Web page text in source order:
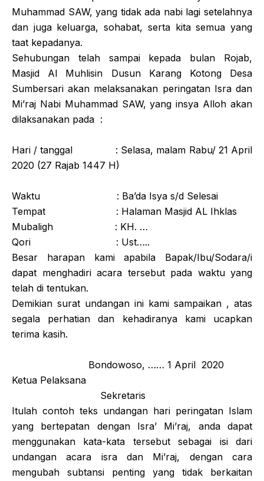
Muhammad SAW, yang tidak ada nabi lagi setelahnya
dan juga keluarga, sohabat, serta kita semua yang
taat kepadanya.
Sehubungan telah sampai kepada bulan Rojab,
Masjid Al Muhlisin Dusun Karang Kotong Desa
Sumbersari akan melaksanakan peringatan Isra dan
Mi’raj Nabi Muhammad SAW, yang insya Alloh akan
dilaksanakan pada :
Hari / tanggal : Selasa, malam Rabu/ 21 April
2020 (27 Rajab 1447 H)
Waktu : Ba’da Isya s/d Selesai
Tempat : Halaman Masjid AL Ihklas
Mubaligh : KH. …
Qori : Ust…..
Besar harapan kami apabila Bapak/Ibu/Sodara/i
dapat menghadiri acara tersebut pada waktu yang
telah di tentukan.
Demikian surat undangan ini kami sampaikan , atas
segala perhatian dan kehadiranya kami ucapkan
terima kasih.
Bondowoso, …… 1 April 2020
Ketua Pelaksana
Sekretaris
Itulah contoh teks undangan hari peringatan Islam
yang bertepatan dengan Isra’ Mi’raj, anda dapat
menggunakan kata-kata tersebut sebagai isi dari
undangan acara isra dan Mi’raj, dengan cara
mengubah subtansi penting yang tidak berkaitan